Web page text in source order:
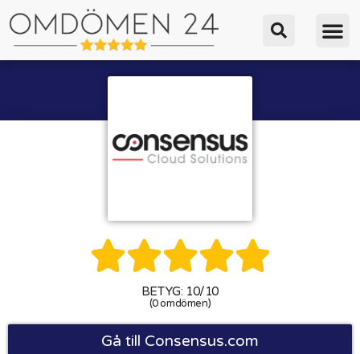

BETYG: 10/10
(0 omdömen)
Gå till Consensus.com